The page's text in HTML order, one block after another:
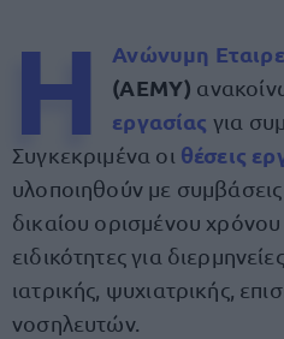
Η
Ανώνυμη
(ΑΕΜΥ)
εργασίας για
Συγκεκριμένα οι θέσεις
υλοποιηθούν με συμβάσεις
δικαίου ορισμένου
ειδικότητες για
ιατρικής, ψυχιατρικής,
νοσηλευτών.